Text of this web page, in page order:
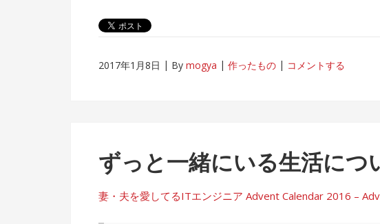
2017年1月8日 By mogya 作ったもの コメントする
ずっと一緒にいる生活につ
妻・夫を愛してるITエンジニア Advent Calendar 2016 –